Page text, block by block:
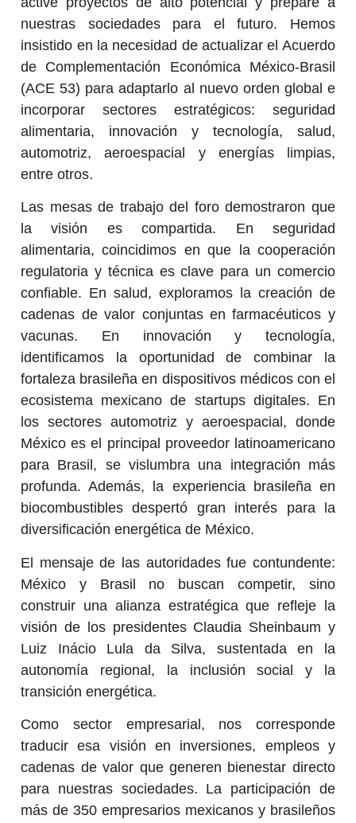
nuestras sociedades para el futuro. Hemos
insistido en la necesidad de actualizar el Acuerdo
de Complementación Económica México-Brasil
(ACE 53) para adaptarlo al nuevo orden global e
incorporar sectores estratégicos: seguridad
alimentaria, innovación y tecnología, salud,
automotriz, aeroespacial y energías limpias,
entre otros.
Las mesas de trabajo del foro demostraron que
la visión es compartida. En seguridad
alimentaria, coincidimos en que la cooperación
regulatoria y técnica es clave para un comercio
confiable. En salud, exploramos la creación de
cadenas de valor conjuntas en farmacéuticos y
vacunas. En innovación y tecnología,
identificamos la oportunidad de combinar la
fortaleza brasileña en dispositivos médicos con el
ecosistema mexicano de startups digitales. En
los sectores automotriz y aeroespacial, donde
México es el principal proveedor latinoamericano
para Brasil, se vislumbra una integración más
profunda. Además, la experiencia brasileña en
biocombustibles despertó gran interés para la
diversificación energética de México.
El mensaje de las autoridades fue contundente:
México y Brasil no buscan competir, sino
construir una alianza estratégica que refleje la
visión de los presidentes Claudia Sheinbaum y
Luiz Inácio Lula da Silva, sustentada en la
autonomía regional, la inclusión social y la
transición energética.
Como sector empresarial, nos corresponde
traducir esa visión en inversiones, empleos y
cadenas de valor que generen bienestar directo
para nuestras sociedades. La participación de
más de 350 empresarios mexicanos y brasileños